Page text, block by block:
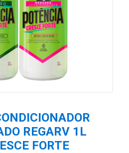
REGARV 1L
FORTE